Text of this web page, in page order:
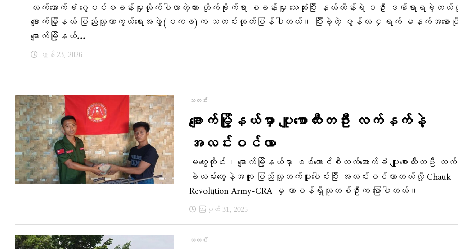
လက်အောက်ခံ ဂွေပင်စခန်းမှူးလိုက်ပါလာတဲ့ကား တိုက်ခိုက်ရာ စခန်းမှူး သေဆုံးပြီး နယ်ထိန်းရဲ ၁ဦး ဒဏ်ရာရခဲ့တ
ချောက်မြို့နယ် ပြည်သူ့ကာကွယ်ရေးအဖွဲ့(ပကဖ)က သတင်းထုတ်ပြန်ပါတယ်။ ပြီးခဲ့တဲ့ ဇွန်လ ၄ရက် မနက်အစော
ချောက်မြို့နယ်...
ဇွန် 23, 2026
သတင်း
ချောက်မြို့နယ်မှာ ပျူစောထီးတဦး လက်နက်နဲ့
အလင်းဝင်လာ
မကွေးတိုင်း၊ ချောက်မြို့နယ်မှာ စစ်ကောင်စီလက်အောက်ခံ ပျူစောထီးတဦး
ခဲယမ်းတွေနဲ့အတူ ပြည်သူ့ဘက်ပူးပေါင်းပြီး အလင်းဝင်လာတယ်လို့ Chauk
Revolution Army-CRA မှ တာဝန်ရှိသူတစ်ဦးက ပြောပါတယ်။
ဩဂုတ် 31, 2025
သတင်း